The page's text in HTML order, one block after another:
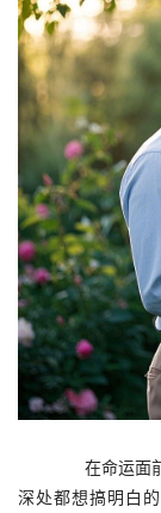
在命运面前
深处都想搞明白